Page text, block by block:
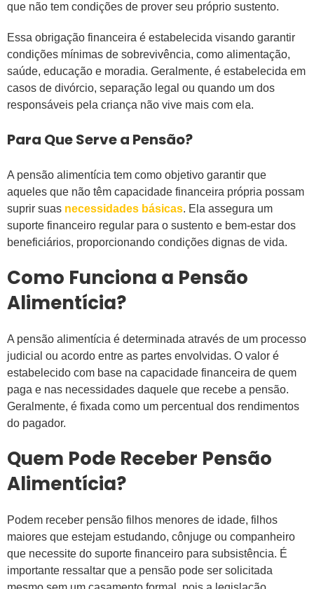
que não tem condições de prover seu próprio sustento.
Essa obrigação financeira é estabelecida visando garantir
condições mínimas de sobrevivência, como alimentação,
saúde, educação e moradia. Geralmente, é estabelecida em
casos de divórcio, separação legal ou quando um dos
responsáveis pela criança não vive mais com ela.
Para Que Serve a Pensão?
A pensão alimentícia tem como objetivo garantir que
aqueles que não têm capacidade financeira própria possam
suprir suas necessidades básicas. Ela assegura um
suporte financeiro regular para o sustento e bem-estar dos
beneficiários, proporcionando condições dignas de vida.
Como Funciona a Pensão
Alimentícia?
A pensão alimentícia é determinada através de um processo
judicial ou acordo entre as partes envolvidas. O valor é
estabelecido com base na capacidade financeira de quem
paga e nas necessidades daquele que recebe a pensão.
Geralmente, é fixada como um percentual dos rendimentos
do pagador.
Quem Pode Receber Pensão
Alimentícia?
Podem receber pensão filhos menores de idade, filhos
maiores que estejam estudando, cônjuge ou companheiro
que necessite do suporte financeiro para subsistência. É
importante ressaltar que a pensão pode ser solicitada